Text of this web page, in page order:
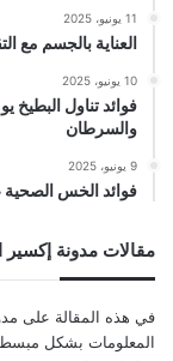
11 يونيو، 2025
العناية بالجسم مع
10 يونيو، 2025
فوائد تناول
والسرطان
9 يونيو، 2025
فوائد الخس الصحية
مقالات مدونة إكسير
في هذه المقالة على
المعلومات بشكل مبسط